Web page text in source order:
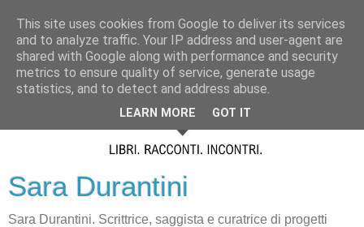
Sara Durantini
Sara Durantini. Scrittrice, saggista e curatrice di progetti
This site uses cookies from Google to deliver its services
and to analyze traffic. Your IP address and user-agent are
shared with Google along with performance and security
metrics to ensure quality of service, generate usage
statistics, and to detect and address abuse.
LEARN MORE GOT IT